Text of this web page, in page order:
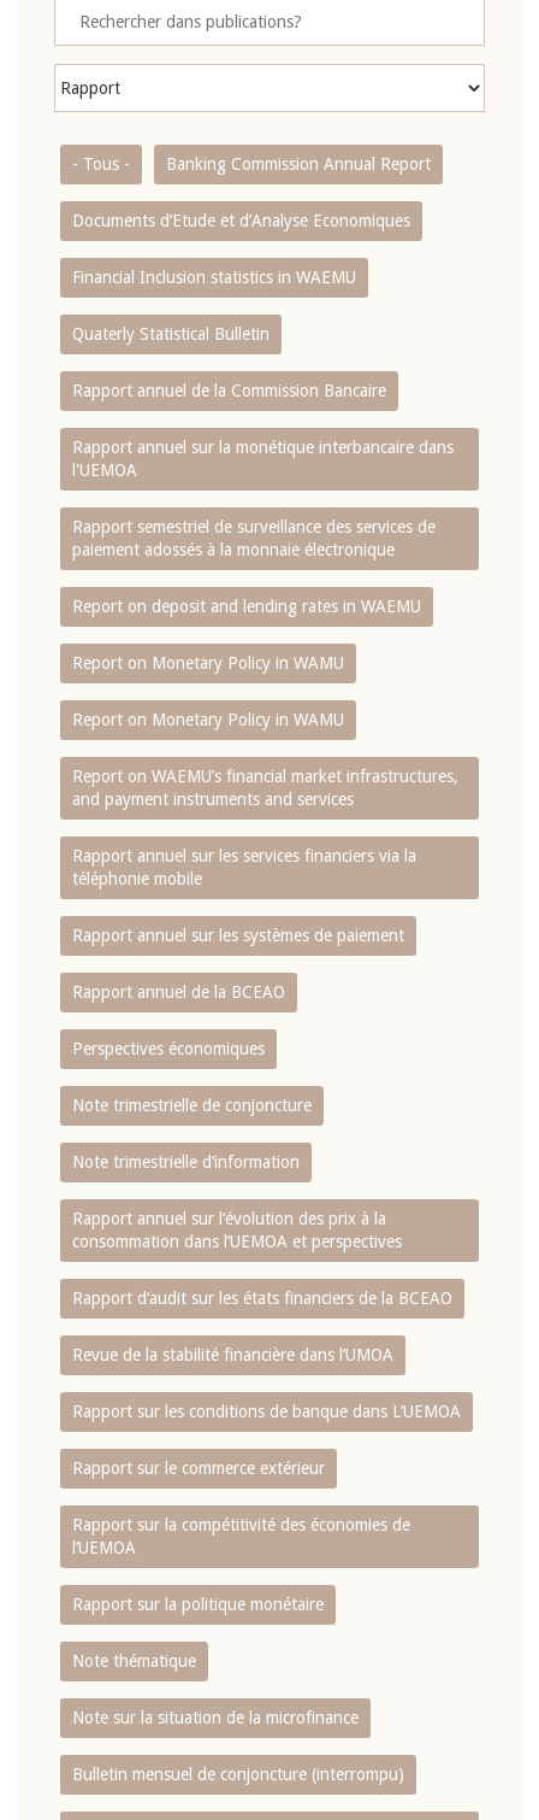
- Tous - Banking Commission Annual Report
Documents d’Etude et d’Analyse Economiques
Financial Inclusion statistics in WAEMU
Quaterly Statistical Bulletin
Rapport annuel de la Commission Bancaire
Rapport annuel sur la monétique interbancaire dans
l'UEMOA
Rapport semestriel de surveillance des services de
paiement adossés à la monnaie électronique
Report on deposit and lending rates in WAEMU
Report on Monetary Policy in WAMU
Report on Monetary Policy in WAMU
Report on WAEMU’s financial market infrastructures,
and payment instruments and services
Rapport annuel sur les services financiers via la
téléphonie mobile
Rapport annuel sur les systèmes de paiement
Rapport annuel de la BCEAO
Perspectives économiques
Note trimestrielle de conjoncture
Note trimestrielle d‘information
Rapport annuel sur l‘évolution des prix à la
consommation dans l‘UEMOA et perspectives
Rapport d‘audit sur les états financiers de la BCEAO
Revue de la stabilité financière dans l‘UMOA
Rapport sur les conditions de banque dans L‘UEMOA
Rapport sur le commerce extérieur
Rapport sur la compétitivité des économies de
l‘UEMOA
Rapport sur la politique monétaire
Note thématique
Note sur la situation de la microfinance
Bulletin mensuel de conjoncture (interrompu)